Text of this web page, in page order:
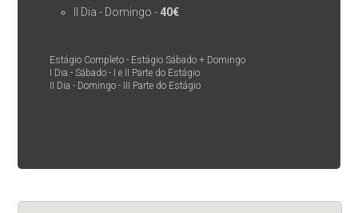
II Dia - Domingo - 40€
Estágio Completo - Estágio Sábado + Domingo
I Dia - Sábado - I e II Parte do Estágio
II Dia - Domingo - III Parte do Estágio